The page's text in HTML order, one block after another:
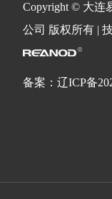
Copyright © 大连
公司 版权所有 |
备案：辽ICP备